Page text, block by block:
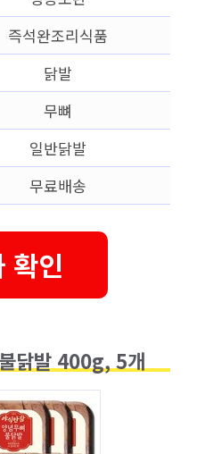
즉석완조리식품
닭발
무뼈
일반닭발
무료배송
확인
닭발 400g, 5개